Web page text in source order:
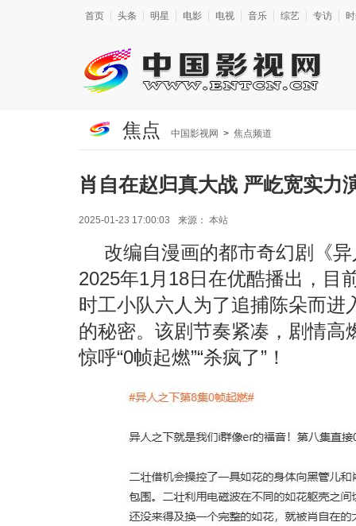
首页 头条 明星 电影 电视 音乐 综艺 专访
焦点 中国影视网 > 焦点频道
肖自在赵归真大战 严屹宽实力
2025-01-23 17:00:03 来源： 本站
改编自漫画的都市奇幻剧《
2025年1月18日在优酷播出，目
时工小队六人为了追捕陈朵而进
的秘密。该剧节奏紧凑，剧情高
惊呼“0帧起燃”“杀疯了”！